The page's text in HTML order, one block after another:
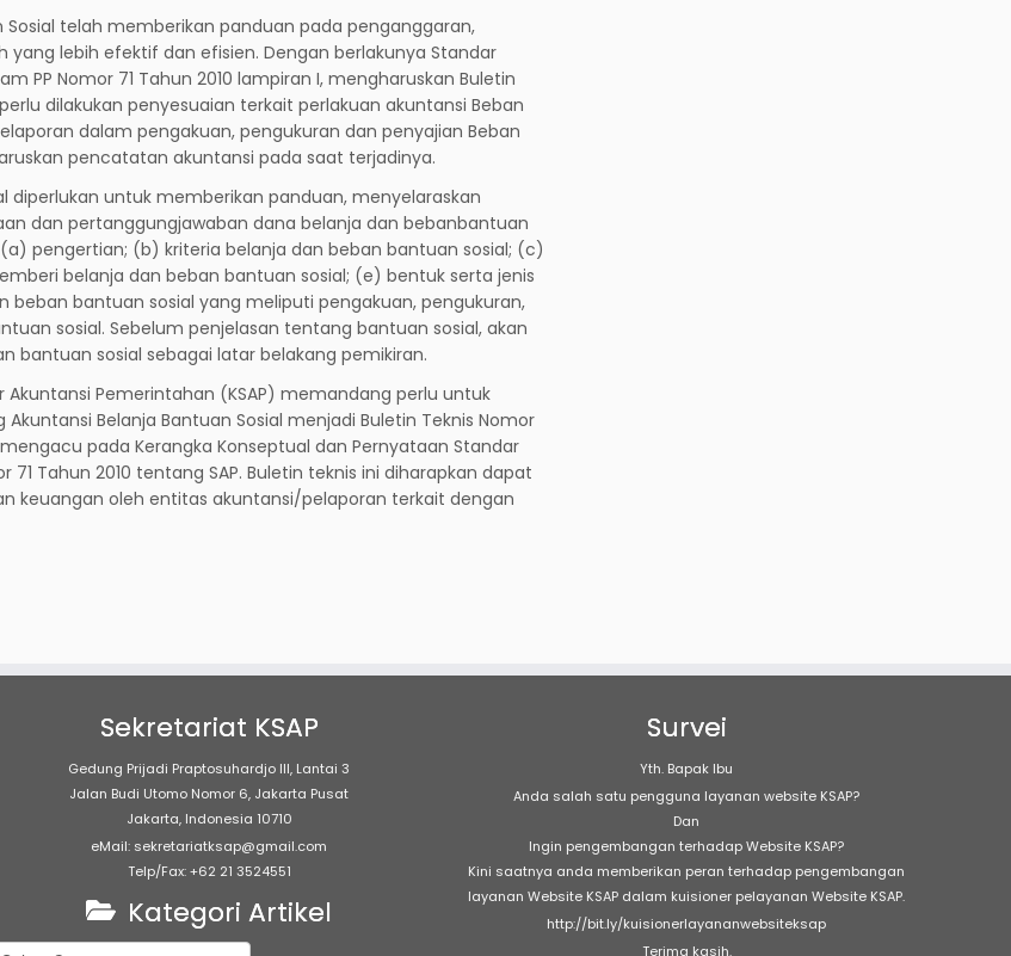
Sosial telah memberikan panduan pada penganggaran,
lebih efektif dan efisien. Dengan berlakunya Standar
PP Nomor 71 Tahun 2010 lampiran I, mengharuskan Buletin
dilakukan penyesuaian terkait perlakuan akuntansi Beban
dalam pengakuan, pengukuran dan penyajian Beban
pencatatan akuntansi pada saat terjadinya.
diperlukan untuk memberikan panduan, menyelaraskan
dan pertanggungjawaban dana belanja dan bebanbantuan
pengertian; (b) kriteria belanja dan beban bantuan sosial; (c)
belanja dan beban bantuan sosial; (e) bentuk serta jenis
bantuan sosial yang meliputi pengakuan, pengukuran,
sosial. Sebelum penjelasan tentang bantuan sosial, akan
bantuan sosial sebagai latar belakang pemikiran.
Pemerintahan (KSAP) memandang perlu untuk
Belanja Bantuan Sosial menjadi Buletin Teknis Nomor
pada Kerangka Konseptual dan Pernyataan Standar
Tahun 2010 tentang SAP. Buletin teknis ini diharapkan dapat
keuangan oleh entitas akuntansi/pelaporan terkait dengan
Sekretariat KSAP
Gedung Prijadi Praptosuhardjo III, Lantai 3
Jalan Budi Utomo Nomor 6, Jakarta Pusat
Jakarta, Indonesia 10710
eMail: sekretariatksap@gmail.com
Telp/Fax: +62 21 3524551
Kategori Artikel
Survei
Yth. Bapak Ibu
Anda salah satu pengguna layanan website KSAP?
Dan
Ingin pengembangan terhadap Website KSAP?
Kini saatnya anda memberikan peran terhadap pengembangan
layanan Website KSAP dalam kuisioner pelayanan Website KSAP.
http://bit.ly/kuisionerlayananwebsiteksap
Terima kasih.